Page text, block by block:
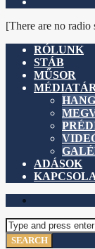
[There are no radio
RÓLUNK
STÁB
MŰSOR
ADÁSOK